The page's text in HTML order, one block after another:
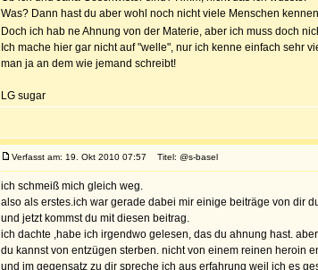
Was? Dann hast du aber wohl noch nicht viele Menschen
Doch ich hab ne Ahnung von der Materie, aber ich muss doch
Ich mache hier gar nicht auf "welle", nur ich kenne einfach
man ja an dem wie jemand schreibt!
LG sugar
Verfasst am: 19. Okt 2010 07:57 Titel: @s-basel
ich schmeiß mich gleich weg.
also als erstes.ich war gerade dabei mir einige beiträge von dir
und jetzt kommst du mit diesen beitrag.
ich dachte ,habe ich irgendwo gelesen, das du ahnung hast.
du kannst von entzügen sterben. nicht von einem reinen heroin
und im gegensatz zu dir spreche ich aus erfahrung weil ich es